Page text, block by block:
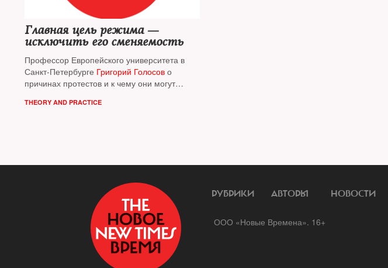
Главная цель режима —
исключить его сменяемость
Профессор Европейского университета в
Санкт-Петербурге Григорий Голосов о
причинах протестов и к чему они могут
THEORY AND PRACTICE
РУБРИКИ АВТОРЫ НОВОСТИ
ООО «Новые Времена». 16+